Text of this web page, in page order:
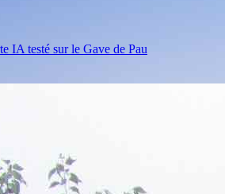
IA testé sur le Gave de Pau